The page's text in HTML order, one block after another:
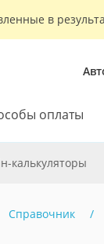
в
оплаты
калькуляторы
Справочник